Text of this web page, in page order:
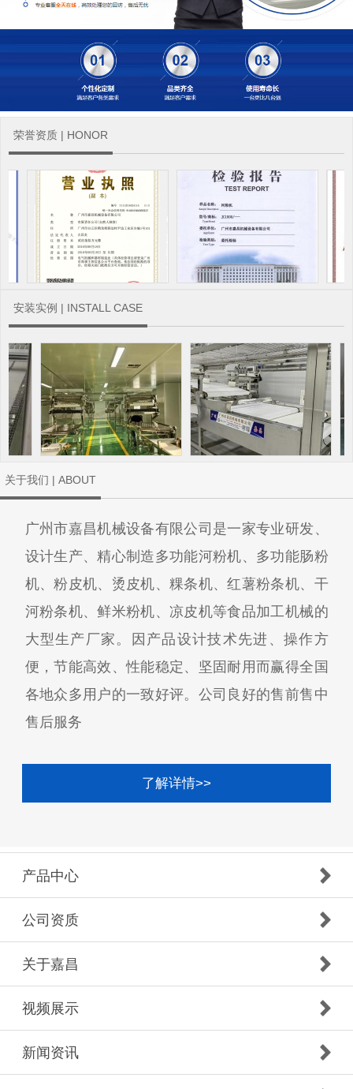
荣誉资质 | HONOR
安装实例 | INSTALL CASE
关于我们 | ABOUT
广州市嘉昌机械设备有限公司是一家专业研发、
设计生产、精心制造多功能河粉机、多功能肠粉
机、粉皮机、烫皮机、粿条机、红薯粉条机、干
河粉条机、鲜米粉机、凉皮机等食品加工机械的
大型生产厂家。因产品设计技术先进、操作方
便，节能高效、性能稳定、坚固耐用而赢得全国
各地众多用户的一致好评。公司良好的售前售中
售后服务
了解详情>>
产品中心
公司资质
关于嘉昌
视频展示
新闻资讯